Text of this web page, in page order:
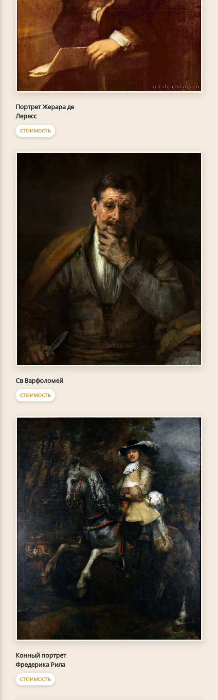
Портрет Жерара де
Лересс
СТОИМОСТЬ
Св Варфоломей
СТОИМОСТЬ
Конный портрет
Фредерика Рила
СТОИМОСТЬ